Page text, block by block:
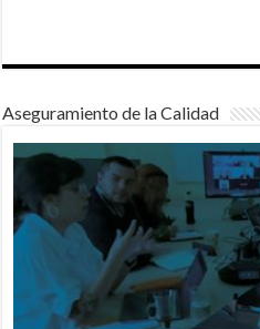
Aseguramiento de la Calidad